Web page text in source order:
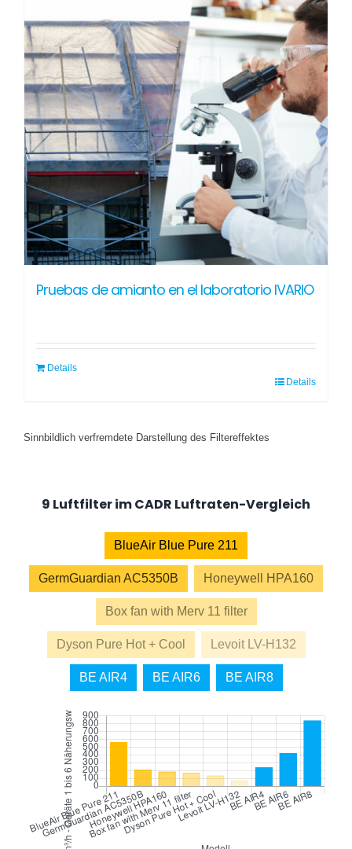
Pruebas de amianto en el laboratorio IVARIO
Details
Details
Sinnbildlich verfremdete Darstellung des Filtereffektes
9 Luftfilter im CADR Luftraten-Vergleich
BlueAir Blue Pure 211
GermGuardian AC5350B Honeywell HPA160
Box fan with Merv 11 filter
Dyson Pure Hot + Cool Levoit LV-H132
BE AIR4 BE AIR6 BE AIR8